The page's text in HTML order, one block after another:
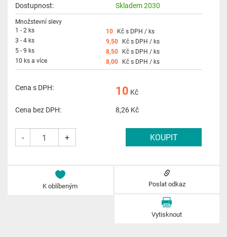
Dostupnost:
Skladem 2030
Množstevní slevy
1 - 2 ks
10 Kč s DPH / ks
3 - 4 ks
9,50 Kč s DPH / ks
5 - 9 ks
8,50 Kč s DPH / ks
10 ks a více
8,00 Kč s DPH / ks
Cena s DPH: 10 Kč
Cena bez DPH:
8,26 Kč
- +
K oblíbeným Poslat odkaz
Vytisknout